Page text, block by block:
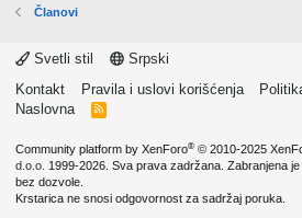
Članovi
Svetli stil
Srpski
Kontakt
Pravila i uslovi korišćenja
Naslovna
R
Community platform by XenForo® © 2010-2025
d.o.o. 1999-2026. Sva prava zadržana. Zabranjena
bez dozvole.
Krstarica ne snosi odgovornost za sadržaj poruka.